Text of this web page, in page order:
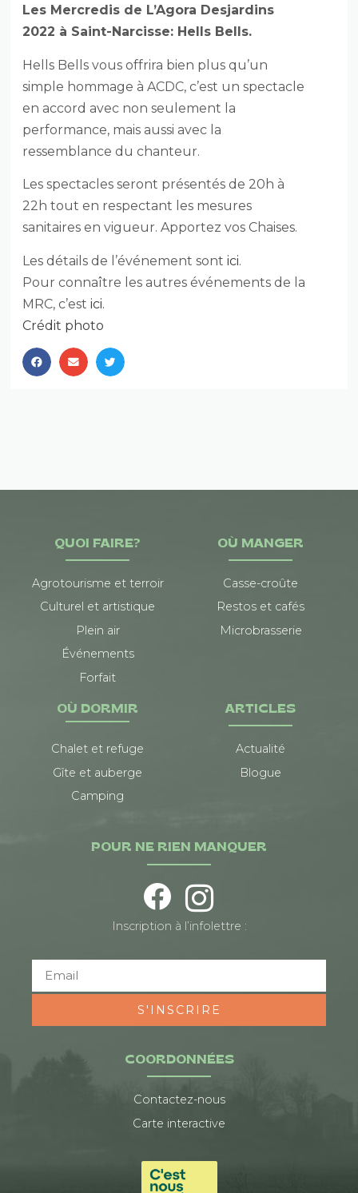
Les Mercredis de L’Agora Desjardins
2022 à Saint-Narcisse: Hells Bells.
Hells Bells vous offrira bien plus qu’un
simple hommage à ACDC, c’est un spectacle
en accord avec non seulement la
performance, mais aussi avec la
ressemblance du chanteur.
Les spectacles seront présentés de 20h à
22h tout en respectant les mesures
sanitaires en vigueur. Apportez vos Chaises.
Les détails de l’événement sontici.
Pour connaître les autres événements de la
MRC, c’estici.
Crédit photo
QUOI FAIRE?
Agrotourisme et terroir
Culturel et artistique
Plein air
Événements
Forfait
OÙ MANGER
Casse-croûte
Restos et cafés
Microbrasserie
OÙ DORMIR
Chalet et refuge
Gîte et auberge
Camping
ARTICLES
Actualité
Blogue
COORDONNÉES
Contactez-nous
Carte interactive
POUR NE RIEN MANQUER
Inscription à l’infolettre :
S'INSCRIRE